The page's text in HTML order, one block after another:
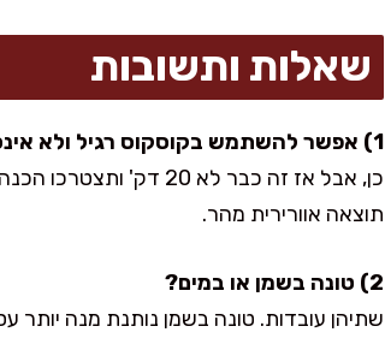
שאלות ותשובות
1) אפשר להשתמש בקוסקוס רגיל ולא אינסטנט?
כן, אבל אז זה כבר לא
תוצאה אוורירית מהר.
2) טונה בשמן או במים?
שתיהן עובדות. טונה בשמן נותנת מנה יותר